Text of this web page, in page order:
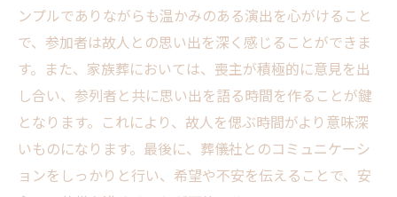
ンプルでありながらも温かみのある演出を心がけること
で、参加者は故人との思い出を深く感じることができま
す。また、家族葬においては、喪主が積極的に意見を出
し合い、参列者と共に思い出を語る時間を作ることが鍵
となります。これにより、故人を偲ぶ時間がより意味深
いものになります。最後に、葬儀社とのコミュニケーシ
ョンをしっかりと行い、希望や不安を伝えることで、安